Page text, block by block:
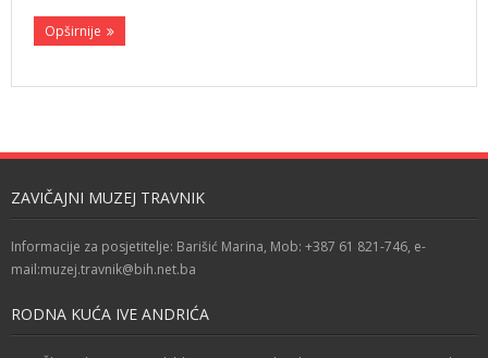
Opširnije
ZAVIČAJNI MUZEJ TRAVNIK
Informacije za posjetitelje: Barišić Marina, Mob: +387 61 821-746, e-
mail:muzej.travnik@bih.net.ba
RODNA KUĆA IVE ANDRIĆA